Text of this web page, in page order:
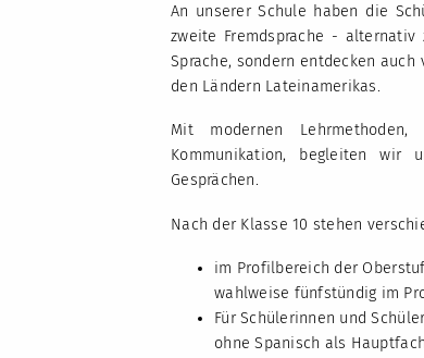
An unserer Schule haben die
zweite Fremdsprache -
Sprache, sondern entdecken
den Ländern Lateinamerikas.
Mit modernen
Kommunikation, begleiten wir
Gesprächen.
Nach der Klasse 10 stehen
im Profilbereich der
wahlweise fünfstündig im
Für Schülerinnen und
ohne Spanisch als